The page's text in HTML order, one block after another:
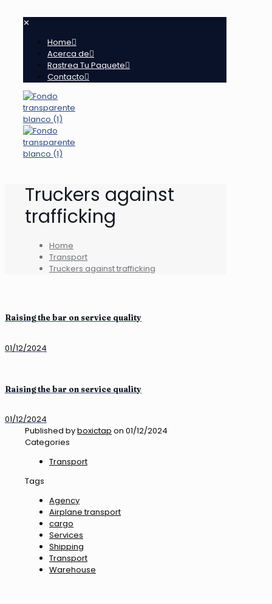
✕
Home
Acerca de
Rastrea Tu Paquete
Contacto
Truckers against
trafficking
Home
Transport
Truckers against trafficking
Raising the bar on service quality
01/12/2024
Raising the bar on service quality
01/12/2024
Published byboxictap on 01/12/2024
Categories
Transport
Tags
Agency
Airplane transport
cargo
Services
Shipping
Transport
Warehouse